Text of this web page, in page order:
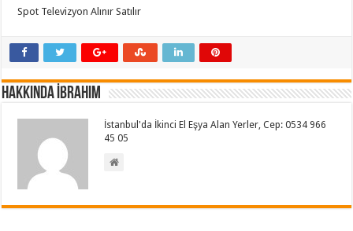
Spot Televizyon Alınır Satılır
Hakkında İbrahim
İstanbul'da İkinci El Eşya Alan Yerler, Cep: 0534 966
45 05